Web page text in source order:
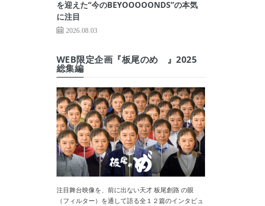
を迎えた“今のBEYOOOOONDS”の本気
に注目
2026.08.03
WEB限定企画『板尾のめ゙』2025
総集編
注目舞台映像を、前に出ない天才 板尾創路 の眼
（フィルター）を通して語る全１２篇のインタビュ